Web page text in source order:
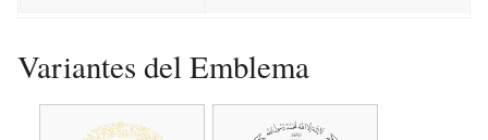
Variantes del Emblema